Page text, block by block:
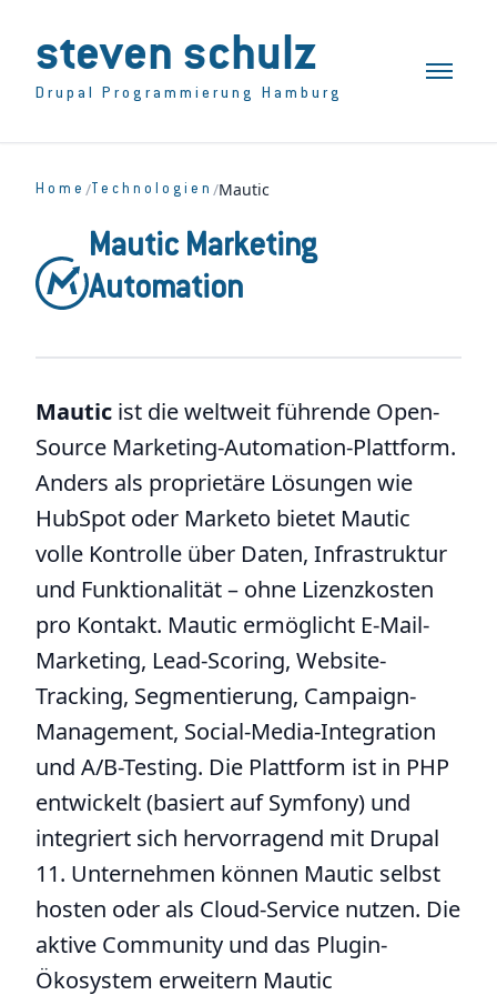
steven schulz
Drupal Programmierung Hamburg
Toggle
Home / Technologien /Mautic
Mautic Marketing
Automation
Mautic ist die weltweit führende Open-
Source Marketing-Automation-Plattform.
Anders als proprietäre Lösungen wie
HubSpot oder Marketo bietet Mautic
volle Kontrolle über Daten, Infrastruktur
und Funktionalität – ohne Lizenzkosten
pro Kontakt. Mautic ermöglicht E-Mail-
Marketing, Lead-Scoring, Website-
Tracking, Segmentierung, Campaign-
Management, Social-Media-Integration
und A/B-Testing. Die Plattform ist in PHP
entwickelt (basiert auf Symfony) und
integriert sich hervorragend mit Drupal
11. Unternehmen können Mautic selbst
hosten oder als Cloud-Service nutzen. Die
aktive Community und das Plugin-
Ökosystem erweitern Mautic